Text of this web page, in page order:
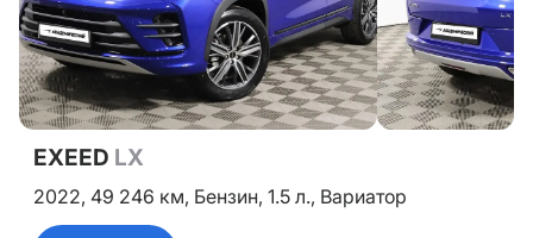
EXEED LX
2022, 49 246 км, Бензин, 1.5 л., Вариатор